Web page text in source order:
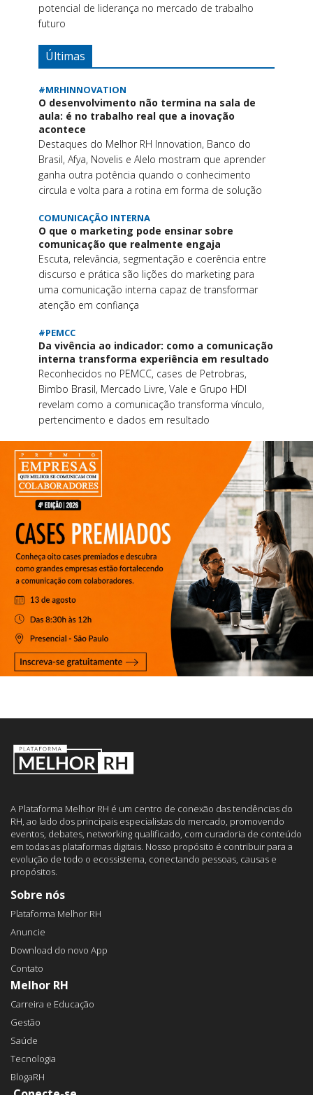
potencial de liderança no mercado de trabalho
futuro
Últimas
#MRHINNOVATION
O desenvolvimento não termina na sala de
aula: é no trabalho real que a inovação
acontece
Destaques do Melhor RH Innovation, Banco do
Brasil, Afya, Novelis e Alelo mostram que aprender
ganha outra potência quando o conhecimento
circula e volta para a rotina em forma de solução
COMUNICAÇÃO INTERNA
O que o marketing pode ensinar sobre
comunicação que realmente engaja
Escuta, relevância, segmentação e coerência entre
discurso e prática são lições do marketing para
uma comunicação interna capaz de transformar
atenção em confiança
#PEMCC
Da vivência ao indicador: como a comunicação
interna transforma experiência em resultado
Reconhecidos no PEMCC, cases de Petrobras,
Bimbo Brasil, Mercado Livre, Vale e Grupo HDI
revelam como a comunicação transforma vínculo,
pertencimento e dados em resultado
A Plataforma Melhor RH é um centro de conexão das tendências do
RH, ao lado dos principais especialistas do mercado, promovendo
eventos, debates, networking qualificado, com curadoria de conteúdo
em todas as plataformas digitais. Nosso propósito é contribuir para a
evolução de todo o ecossistema, conectando pessoas, causas e
propósitos.
Sobre nós
Plataforma Melhor RH
Anuncie
Download do novo App
Contato
Melhor RH
Carreira e Educação
Gestão
Saúde
Tecnologia
BlogaRH